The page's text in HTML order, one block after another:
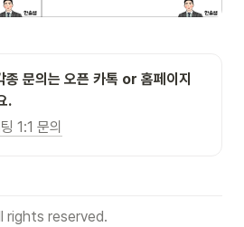
종 문의는 오픈 카톡 or 홈페이지
.
1:1 문의
rights reserved.